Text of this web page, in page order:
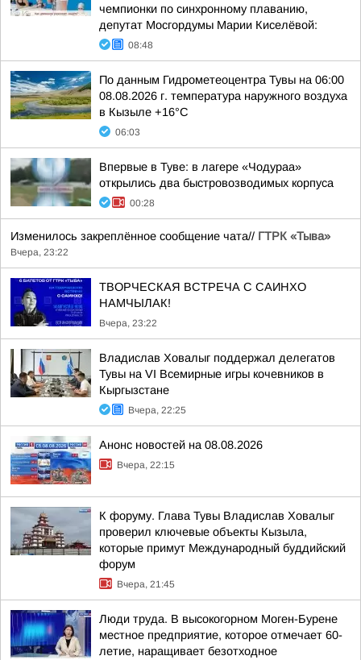
чемпионки по синхронному плаванию,
депутат Мосгордумы Марии Киселёвой:
08:48
По данным Гидрометеоцентра Тувы на 06:00
08.08.2026 г. температура наружного воздуха
в Кызыле +16°С
06:03
Впервые в Туве: в лагере «Чодураа»
открылись два быстровозводимых корпуса
00:28
Изменилось закреплённое сообщение чата// ГТРК «Тыва»
Вчера, 23:22
ТВОРЧЕСКАЯ ВСТРЕЧА С САИНХО
НАМЧЫЛАК!
Вчера, 23:22
Владислав Ховалыг поддержал делегатов
Тувы на VI Всемирные игры кочевников в
Кыргызстане
Вчера, 22:25
Анонс новостей на 08.08.2026
Вчера, 22:15
К форуму. Глава Тувы Владислав Ховалыг
проверил ключевые объекты Кызыла,
которые примут Международный буддийский
форум
Вчера, 21:45
Люди труда. В высокогорном Моген-Бурене
местное предприятие, которое отмечает 60-
летие, наращивает безотходное